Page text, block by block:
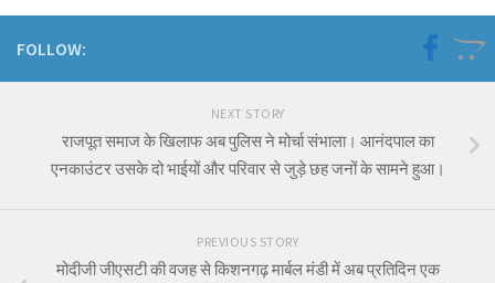
FOLLOW:
NEXT STORY
राजपूत समाज के खिलाफ अब पुलिस ने मोर्चा संभाला। आनंदपाल का
एनकाउंटर उसके दो भाईयों और परिवार से जुड़े छह जनों के सामने हुआ।
PREVIOUS STORY
मोदीजी जीएसटी की वजह से किशनगढ़ मार्बल मंडी में अब प्रतिदिन एक